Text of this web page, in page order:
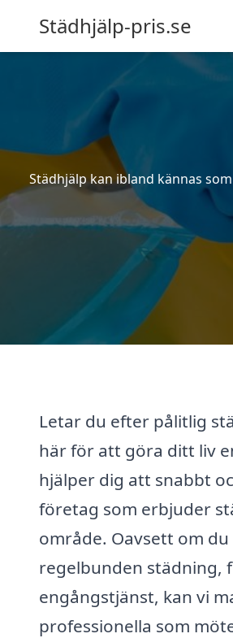
Städhjälp-pris.se
Städhjälp kan ibland kännas
Letar du efter pålitlig
här för att göra ditt liv
hjälper dig att snabbt
företag som erbjuder
område. Oavsett om
regelbunden städning,
engångstjänst, kan vi
professionella som